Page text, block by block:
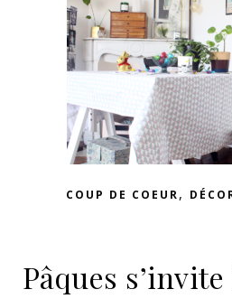
COUP DE COEUR,
Pâques